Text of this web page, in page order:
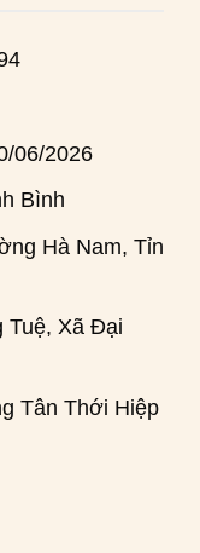
06/2026
Bình
Hà Nam, Tỉnh
Tuệ, Xã Đại
Tân Thới Hiệp